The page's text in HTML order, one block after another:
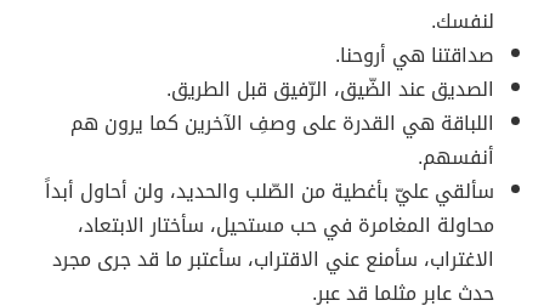
لنفسك.
صداقتنا هي أروحنا.
الصديق عند الضّيق، الرّفيق قبل الطريق.
اللباقة هي القدرة على وصفِ الآخرين كما يرون هم
أنفسهم.
سألقي عليّ بأغطية من الصّلب والحديد، ولن أحاول أبداً
محاولة المغامرة في حب مستحيل، سأختار الابتعاد،
الاغتراب، سأمنع عني الاقتراب، سأعتبر ما قد جرى مجرد
حدث عابر مثلما قد عبر.